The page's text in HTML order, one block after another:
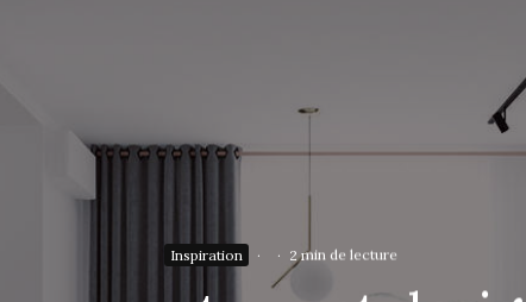
Inspiration · · 2 min de lecture